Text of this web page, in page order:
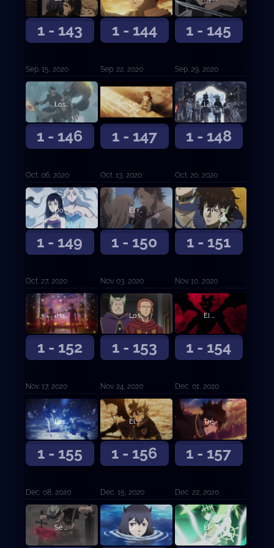
1 - 143
Sep. 15, 2020
1 - 144
Sep. 22, 2020
1 - 145
Sep. 29, 2020
1 - 146
Los que veneran a los diablos
Oct. 06, 2020
1 - 147
De vida o muerte
Oct. 13, 2020
1 - 148
La luz que ilumina la oscuridad
Oct. 20, 2020
1 - 149
Dos búsquedas
Oct. 27, 2020
1 - 150
El reto de las damas
Nov. 03, 2020
1 - 151
¡Choque! ¡Batalla entre capitanes!
Nov. 10, 2020
1 - 152
¡Hacia el mañana!
Nov. 17, 2020
1 - 153
Los elegidos
Nov. 24, 2020
1 - 154
El vicecapitán Langris Vaude
Dec. 01, 2020
1 - 155
Los cinco Espíritus Guardianes
Dec. 08, 2020
1 - 156
El poder despierta
Dec. 15, 2020
1 - 157
Trébol de cinco hojas
Dec. 22, 2020
Se abre el telón de esperanza y desesperación Un lago tranquilo y la sombra del bosque El mensajero del Reino de la Pica